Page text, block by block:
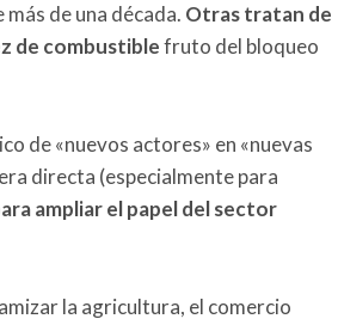
de una década. Otras tratan de
de combustiblefruto del bloqueo
de «nuevos actores» en «nuevas
directa (especialmente para
ampliar el papel del sector
la agricultura, el comercio